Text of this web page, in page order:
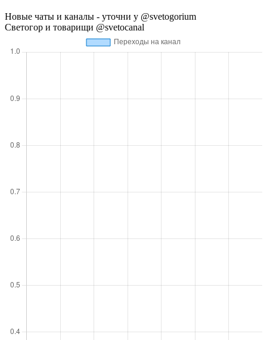
Новые чаты и каналы - уточни у @svetogorium
Светогор и товарищи @svetocanal